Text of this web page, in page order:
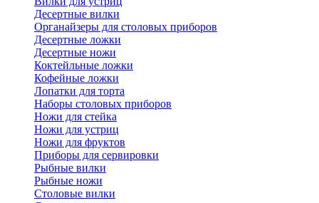
Десертные вилки
Органайзеры для столовых приборов
Десертные ложки
Десертные ножи
Коктейльные ложки
Кофейные ложки
Лопатки для торта
Наборы столовых приборов
Ножи для стейка
Ножи для устриц
Ножи для фруктов
Приборы для сервировки
Рыбные вилки
Рыбные ножи
Столовые вилки